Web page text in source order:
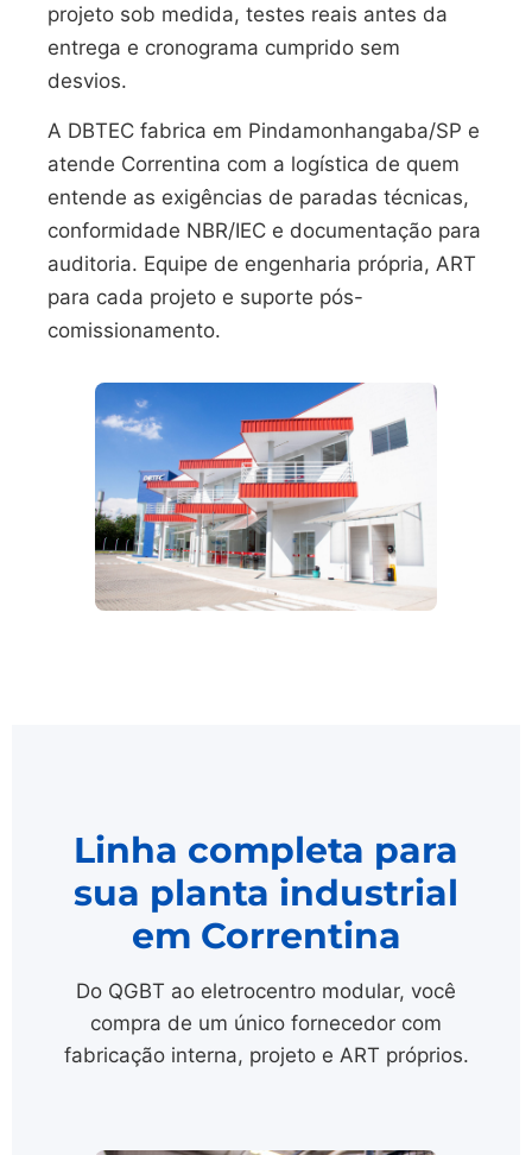
projeto sob medida, testes reais antes da
entrega e cronograma cumprido sem
desvios.
A DBTEC fabrica em Pindamonhangaba/SP e
atende Correntina com a logística de quem
entende as exigências de paradas técnicas,
conformidade NBR/IEC e documentação para
auditoria. Equipe de engenharia própria, ART
para cada projeto e suporte pós-
comissionamento.
Linha completa para
sua planta industrial
em Correntina
Do QGBT ao eletrocentro modular, você
compra de um único fornecedor com
fabricação interna, projeto e ART próprios.